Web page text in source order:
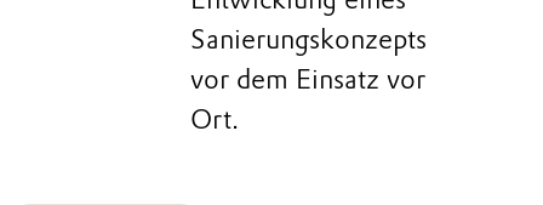
Sanierungskonzepts
vor dem Einsatz vor
Ort.